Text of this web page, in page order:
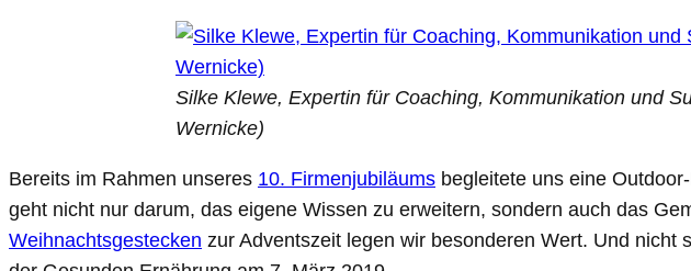
Silke Klewe, Expertin für Coaching, Kommunikation und
Wernicke)
Bereits im Rahmen unseres 10. Firmenjubiläums begleitete uns eine
geht nicht nur darum, das eigene Wissen zu erweitern, sondern auch das
Weihnachtsgestecken zur Adventszeit legen wir besonderen Wert. Und nicht